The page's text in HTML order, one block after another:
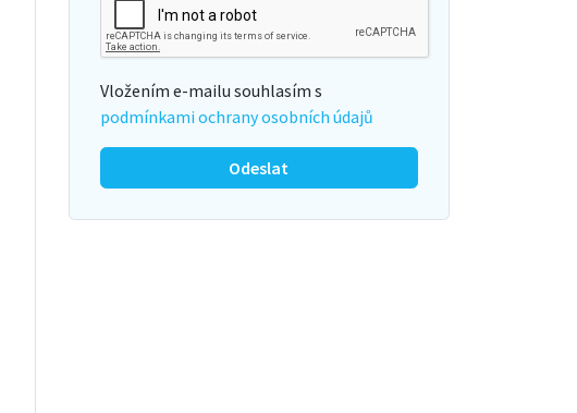
Vložením e-mailu souhlasím s
podmínkami ochrany osobních údajů
Odeslat